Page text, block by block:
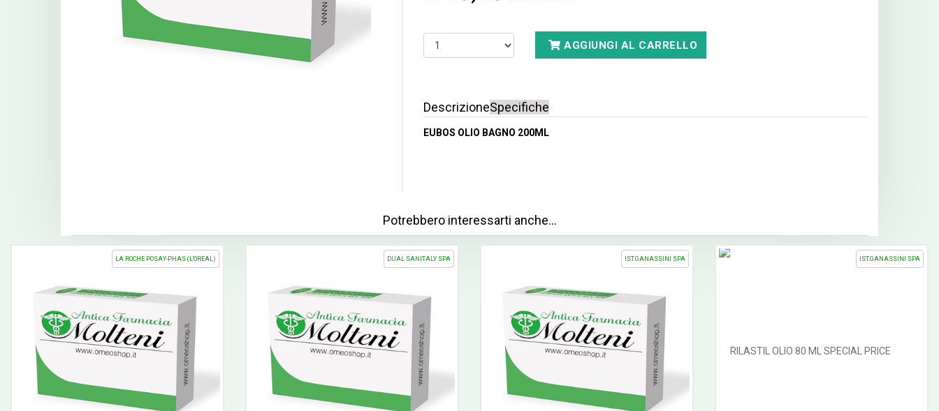
AGGIUNGI AL CARRELLO
DescrizioneSpecifiche
EUBOS OLIO BAGNO 200ML
Potrebbero interessarti anche…
LA ROCHE POSAY-PHAS (L'OREAL) DUAL SANITALY SPA IST.GANASSINI SPA IST.GANASSINI SPA